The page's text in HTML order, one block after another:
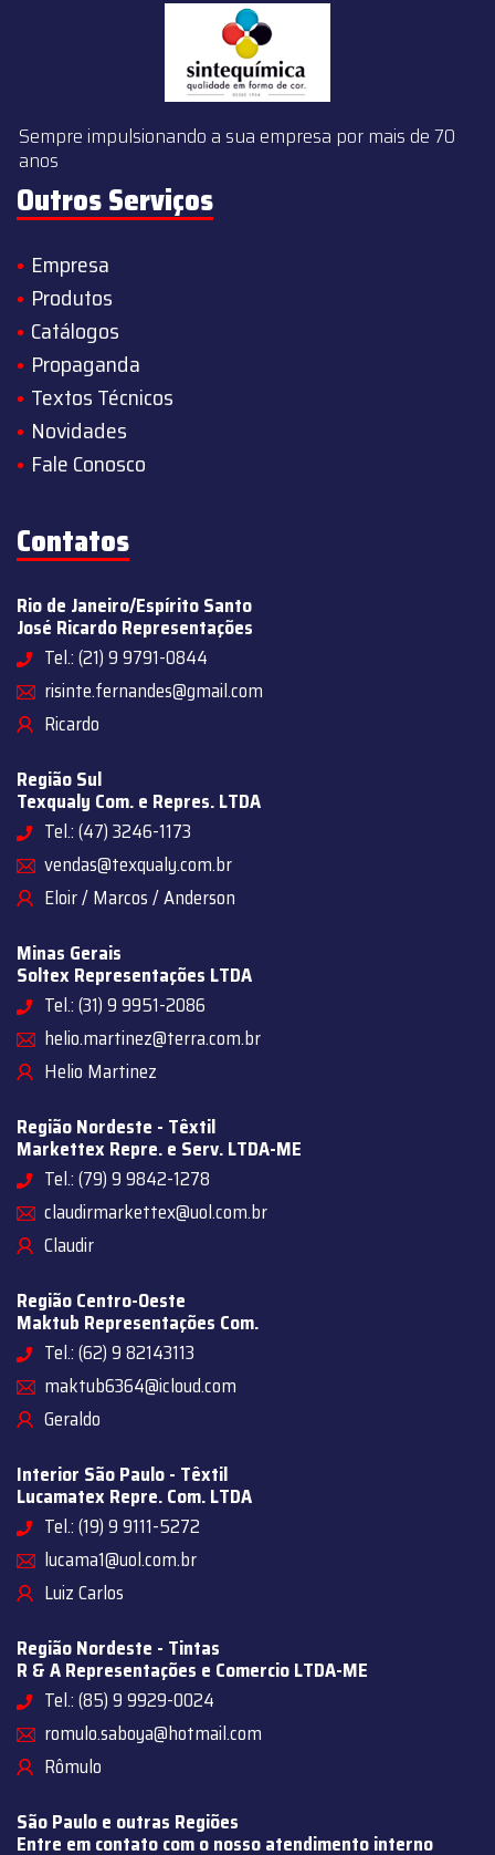
Sempre impulsionando a sua empresa por mais de 70
anos
Outros Serviços
Empresa
Produtos
Catálogos
Propaganda
Textos Técnicos
Novidades
Fale Conosco
Contatos
Rio de Janeiro/Espírito Santo
José Ricardo Representações
Tel.: (21) 9 9791-0844
risinte.fernandes@gmail.com
Ricardo
Região Sul
Texqualy Com. e Repres. LTDA
Tel.: (47) 3246-1173
vendas@texqualy.com.br
Eloir / Marcos / Anderson
Minas Gerais
Soltex Representações LTDA
Tel.: (31) 9 9951-2086
helio.martinez@terra.com.br
Helio Martinez
Região Nordeste - Têxtil
Markettex Repre. e Serv. LTDA-ME
Tel.: (79) 9 9842-1278
claudirmarkettex@uol.com.br
Claudir
Região Centro-Oeste
Maktub Representações Com.
Tel.: (62) 9 82143113
maktub6364@icloud.com
Geraldo
Interior São Paulo - Têxtil
Lucamatex Repre. Com. LTDA
Tel.: (19) 9 9111-5272
lucama1@uol.com.br
Luiz Carlos
Região Nordeste - Tintas
R & A Representações e Comercio LTDA-ME
Tel.: (85) 9 9929-0024
romulo.saboya@hotmail.com
Rômulo
São Paulo e outras Regiões
Entre em contato com o nosso atendimento interno